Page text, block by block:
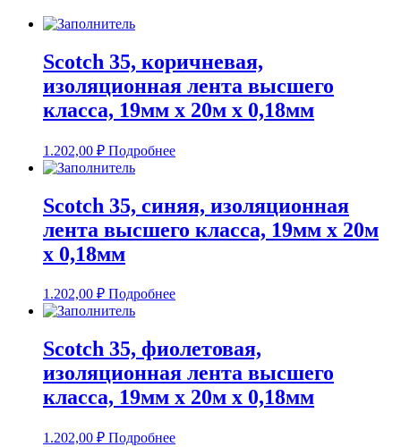
Scotch 35, коричневая,
изоляционная лента высшего
класса, 19мм х 20м х 0,18мм
1.202,00 ₽ Подробнее
Scotch 35, синяя, изоляционная
лента высшего класса, 19мм х 20м
х 0,18мм
1.202,00 ₽ Подробнее
Scotch 35, фиолетовая,
изоляционная лента высшего
класса, 19мм х 20м х 0,18мм
1.202,00 ₽ Подробнее